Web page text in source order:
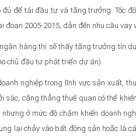
để tái đầu tư và tăng trưởng. Tốc
2005-2015, dẫn đến nhu cầu vay
hàng thì sẽ thấy tăng trưởng tín
chủ đầu tư phát triển dự án).
nghiệp trong lĩnh vực sản xuất,
sắc, căng thẳng thuế quan có thể
ở mức độ chậm khiến doanh
lại chảy vào bất động sản hoặc là